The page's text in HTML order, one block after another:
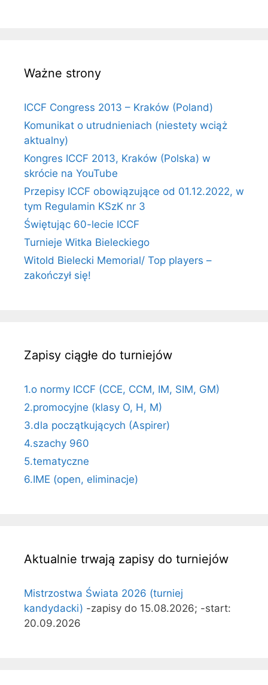
Ważne strony
ICCF Congress 2013 – Kraków (Poland)
Komunikat o utrudnieniach (niestety wciąż
aktualny)
Kongres ICCF 2013, Kraków (Polska) w
skrócie na YouTube
Przepisy ICCF obowiązujące od 01.12.2022, w
tym Regulamin KSzK nr 3
Świętując 60-lecie ICCF
Turnieje Witka Bieleckiego
Witold Bielecki Memorial/ Top players –
zakończył się!
Zapisy ciągłe do turniejów
1.o normy ICCF (CCE, CCM, IM, SIM, GM)
2.promocyjne (klasy O, H, M)
3.dla początkujących (Aspirer)
4.szachy 960
5.tematyczne
6.IME (open, eliminacje)
Aktualnie trwają zapisy do turniejów
Mistrzostwa Świata 2026 (turniej
kandydacki) -zapisy do 15.08.2026; -start:
20.09.2026